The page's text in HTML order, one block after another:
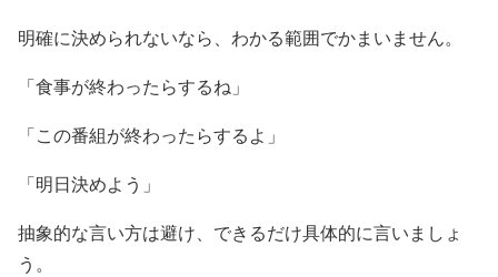
明確に決められないなら、わかる範囲でかまいません。
「食事が終わったらするね」
「この番組が終わったらするよ」
「明日決めよう」
抽象的な言い方は避け、できるだけ具体的に言いましょ
う。